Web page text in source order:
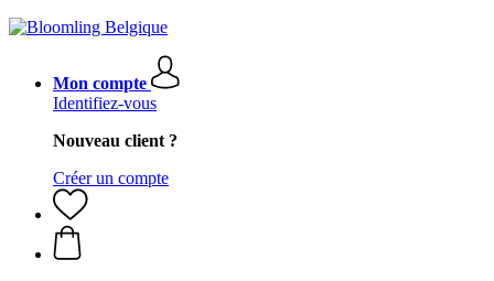
Mon compte
Identifiez-vous
Nouveau client ?
Créer un compte